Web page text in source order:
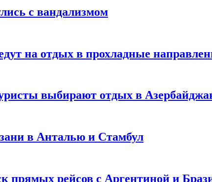
с вандализмом
на отдых в прохладные
выбирают отдых в
в Анталью и Стамбул
прямых рейсов с Аргентиной и